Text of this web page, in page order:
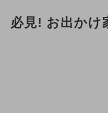
必見! お出かけ